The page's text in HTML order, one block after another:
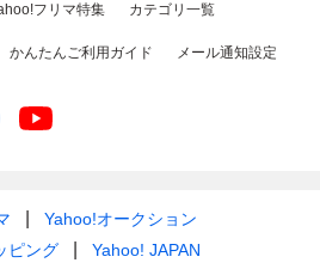
フリマ特集 カテゴリ一覧
かんたんご利用ガイド メール通知設定
Yahoo!オークション
ピング
Yahoo! JAPAN